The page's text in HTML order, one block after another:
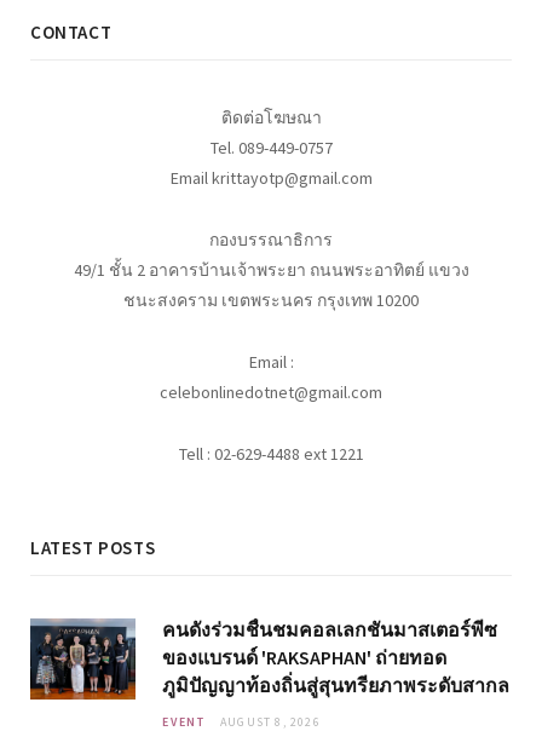
CONTACT
ติดต่อโฆษณา
Tel. 089-449-0757
Email krittayotp@gmail.com
กองบรรณาธิการ
49/1 ชั้น 2 อาคารบ้านเจ้าพระยา ถนนพระอาทิตย์ แขวง
ชนะสงคราม เขตพระนคร กรุงเทพ 10200
Email :
celebonlinedotnet@gmail.com
Tell : 02-629-4488 ext 1221
LATEST POSTS
คนดังร่วมชื่นชมคอลเลกชันมาสเตอร์พีซ
ของแบรนด์ 'RAKSAPHAN' ถ่ายทอด
ภูมิปัญญาท้องถิ่นสู่สุนทรียภาพระดับสากล
EVENT AUGUST 8, 2026